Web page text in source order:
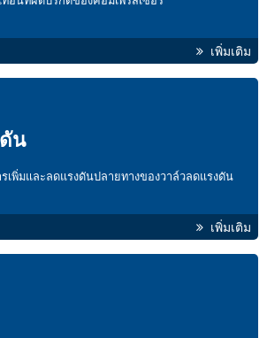
เพิ่มเติม
น
เพิ่มและลดแรงดันปลายทางของวาล์วลดแรงดัน
เพิ่มเติม